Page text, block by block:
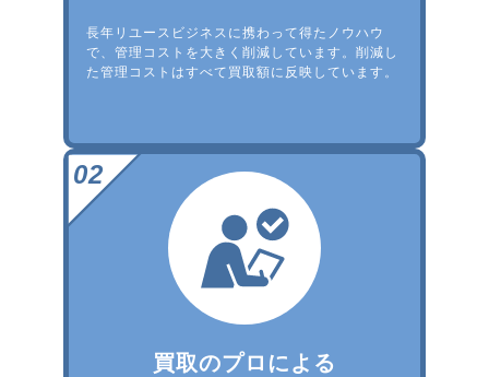
長年リユースビジネスに携わって得たノウハウ
で、管理コストを大きく削減しています。削減し
た管理コストはすべて買取額に反映しています。
買取のプロによる